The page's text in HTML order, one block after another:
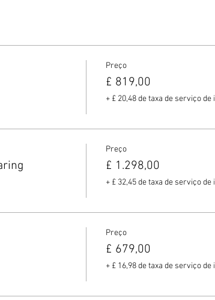
Preço
£ 819,00
+ £ 20,48 de taxa de serviço
Preço
£ 1.298,00
+ £ 32,45 de taxa de serviço
Preço
£ 679,00
+ £ 16,98 de taxa de serviço